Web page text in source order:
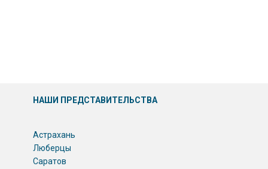
НАШИ ПРЕДСТАВИТЕЛЬСТВА
Астрахань
Люберцы
Саратов